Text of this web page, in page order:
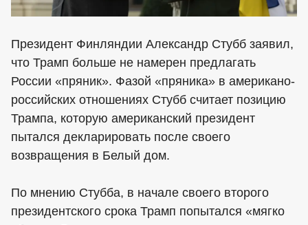
Президент Финляндии Александр Стубб заявил,
что Трамп больше не намерен предлагать
России «пряник». Фазой «пряника» в американо-
российских отношениях Стубб считает позицию
Трампа, которую американский президент
пытался декларировать после своего
возвращения в Белый дом.
По мнению Стубба, в начале своего второго
президентского срока Трамп попытался «мягко